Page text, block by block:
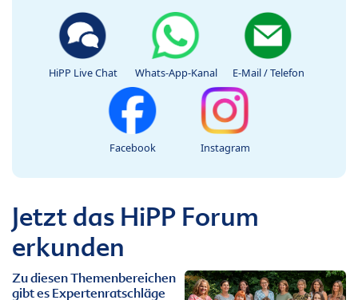
HiPP Live Chat Whats-App-Kanal E-Mail / Telefon
Facebook Instagram
Jetzt das HiPP Forum
erkunden
Zu diesen Themenbereichen
gibt es Expertenratschläge